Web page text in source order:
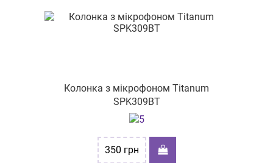
Колонка з мікрофоном Titanum
SPK309BT
350 грн